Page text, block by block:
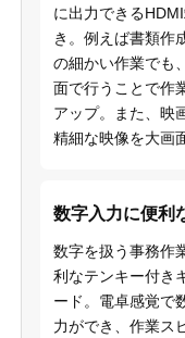
に出力できる
き。例えば書類作
の細かい作業でも
面で行うことで作
アップ。また、映
精細な映像を大画
数字入力に便利
数字を扱う事務作
利なテンキー付き
ード。電卓感覚で
力ができ、作業ス